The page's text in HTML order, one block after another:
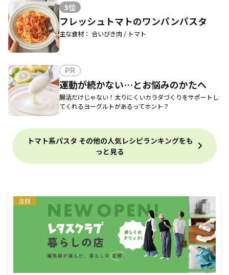
5位
フレッシュトマトのワンパンパスタ
主な食材： 合いびき肉 / トマト
PR
運動が続かない…とお悩みのかたへ
腸活だけじゃない！太りにくいカラダづくりをサポートし
てくれるヨーグルトがあるってホント？
トマト系パスタ その他の人気レシピランキングをも
っと見る
注目